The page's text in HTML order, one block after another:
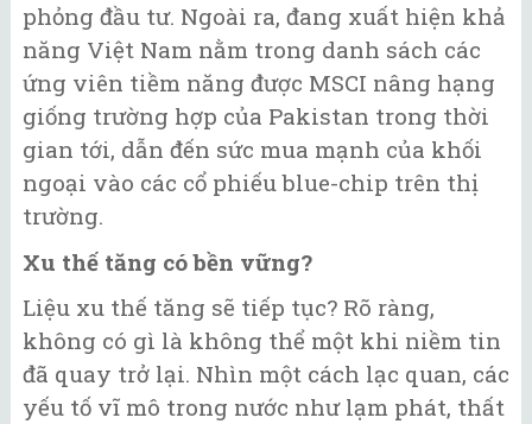
phỏng đầu tư. Ngoài ra, đang xuất hiện khả
năng Việt Nam nằm trong danh sách các
ứng viên tiềm năng được MSCI nâng hạng
giống trường hợp của Pakistan trong thời
gian tới, dẫn đến sức mua mạnh của khối
ngoại vào các cổ phiếu blue-chip trên thị
trường.
Xu thế tăng có bền vững?
Liệu xu thế tăng sẽ tiếp tục? Rõ ràng,
không có gì là không thể một khi niềm tin
đã quay trở lại. Nhìn một cách lạc quan, các
yếu tố vĩ mô trong nước như lạm phát, thất